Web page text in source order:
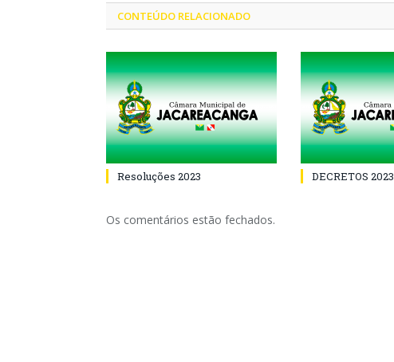
CONTEÚDO RELACIONADO
Resoluções 2023 DECRETOS 2023
Os comentários estão fechados.